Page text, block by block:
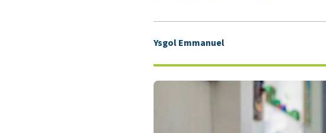
Ysgol Emmanuel